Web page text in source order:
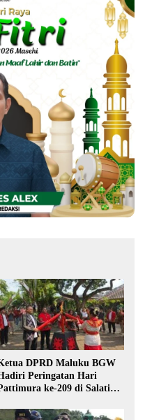
DPRD Maluku BGW
Peringatan Hari
ke-209 di Salatiga,
Basudara